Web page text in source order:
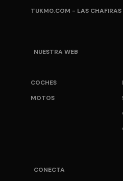
TUKM0.COM - LAS CHAFIRAS
NUESTRA WEB
COCHES
MOTOS
CONECTA